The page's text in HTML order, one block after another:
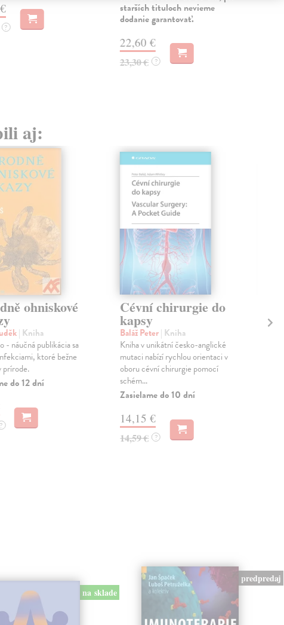
?
starších tituloch nevieme
dodanie garantovať.
22,60 €
23,30 € ?
aj:
ohniskové
| Kniha
- náučná publikácia sa
ktoré bežne
prírode.
do 12 dní
?
Cévní chirurgie do
kapsy
Baláž Peter| Kniha
Kniha v unikátní česko-anglické
mutaci nabízí rychlou orientaci v
oboru cévní chirurgie pomocí
schém...
Zasielame do 10 dní
14,15 €
14,59 € ?
na sklade
predpredaj